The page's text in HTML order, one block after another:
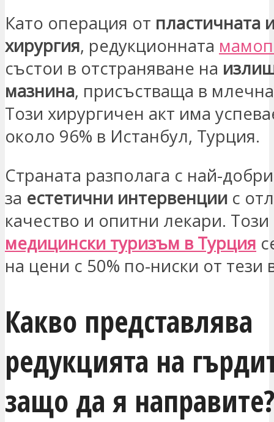
Като операция от пластичната
хирургия, редукционната
състои в отстраняване на
мазнина, присъстваща в
Този хирургичен акт има
около 96% в Истанбул, Турция.
Страната разполага с най-
за естетични интервенции с
качество и опитни лекари. Този
медицински туризъм в Турция
на цени с 50% по-ниски от тези
Какво представлява
редукцията на
защо да я